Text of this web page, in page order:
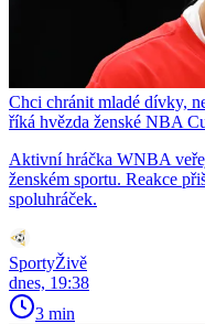
Chci chránit mladé dívky,
říká hvězda ženské NBA
Aktivní hráčka WNBA
ženském sportu. Reakce
spoluhráček.
SportyŽivě
dnes, 19:38
3 min